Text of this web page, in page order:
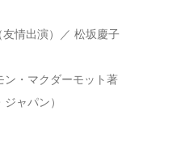
情出演）／ 松坂慶子
ン・マクダーモット著
ャパン）